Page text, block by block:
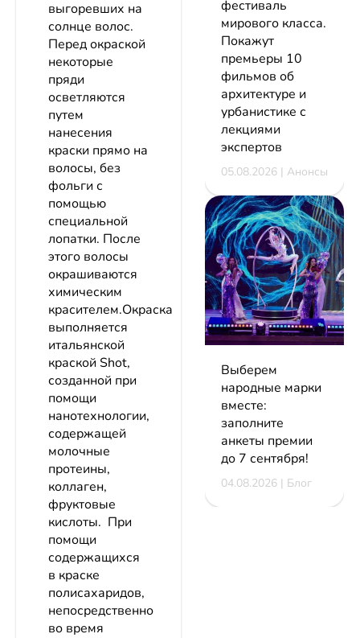
выгоревших на
солнце волос.
Перед окраской
некоторые
пряди
осветляются
путем
нанесения
краски прямо на
волосы, без
фольги с
помощью
специальной
лопатки. После
этого волосы
окрашиваются
химическим
красителем.Окраска
выполняется
итальянской
краской Shot,
созданной при
помощи
нанотехнологии,
содержащей
молочные
протеины,
коллаген,
фруктовые
кислоты. При
помощи
содержащихся
в краске
полисахаридов,
непосредственно
во время
фестиваль
мирового класса.
Покажут
премьеры 10
фильмов об
архитектуре и
урбанистике с
лекциями
экспертов
05.08.2026 | Анонсы
Выберем
народные марки
вместе:
заполните
анкеты премии
до 7 сентября!
04.08.2026 | Блог